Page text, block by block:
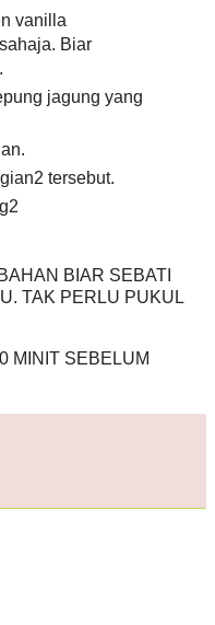
vanilla
Biar
jagung yang
tersebut.
BIAR SEBATI
TAK PERLU PUKUL
MINIT SEBELUM